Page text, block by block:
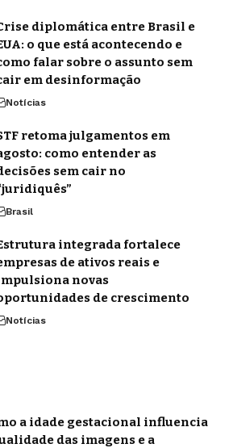
diplomática entre Brasil e
o que está acontecendo e
falar sobre o assunto sem
em desinformação
Notícias
retoma julgamentos em
como entender as
sem cair no
Brasil
integrada fortalece
de ativos reais e
novas
de crescimento
Notícias
a idade gestacional influencia
das imagens e a